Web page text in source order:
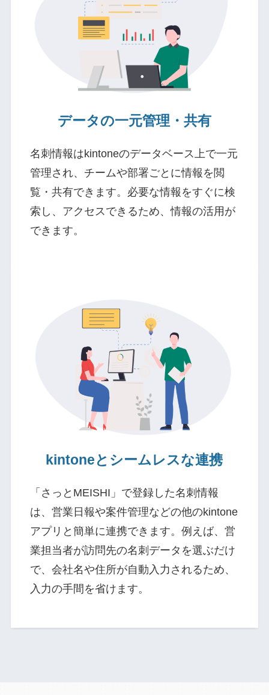
データの一元管理・共有
名刺情報はkintoneのデータベース上で一元
管理され、チームや部署ごとに情報を閲
覧・共有できます。必要な情報をすぐに検
索し、アクセスできるため、情報の活用が
できます。
kintoneとシームレスな連携
「さっとMEISHI」で登録した名刺情報
は、営業日報や案件管理などの他のkintone
アプリと簡単に連携できます。例えば、営
業担当者が訪問先の名刺データを選ぶだけ
で、会社名や住所が自動入力されるため、
入力の手間を省けます。